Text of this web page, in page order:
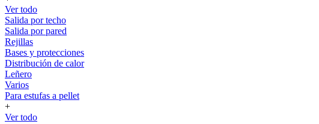
Ver todo
Salida por techo
Salida por pared
Rejillas
Bases y protecciones
Distribución de calor
Leñero
Varios
Para estufas a pellet
+
Ver todo